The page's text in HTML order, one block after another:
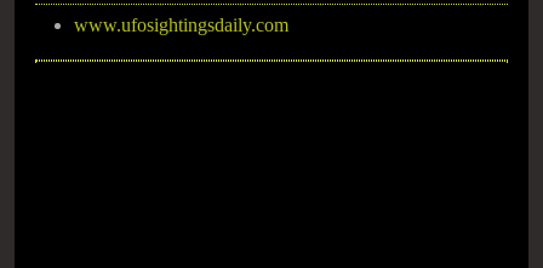
www.ufosightingsdaily.com